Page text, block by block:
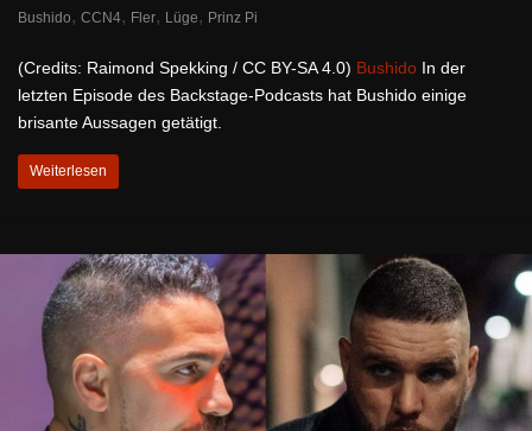
Bushido, CCN4, Fler, Lüge, Prinz Pi
(Credits: Raimond Spekking / CC BY-SA 4.0) Bushido In der
letzten Episode des Backstage-Podcasts hat Bushido einige
brisante Aussagen getätigt.
Weiterlesen